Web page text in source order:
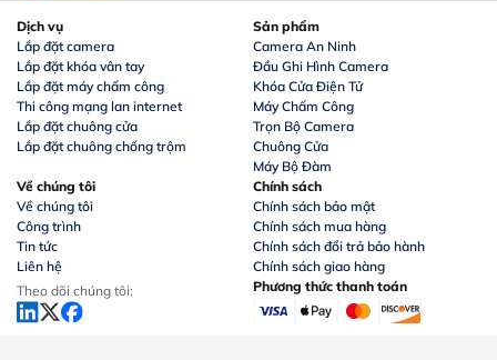
Về chúng tôi
Về chúng tôi
Công trình
Tin tức
Liên hệ
Theo dõi chúng tôi:
Dịch vụ
Lắp đặt camera
Lắp đặt khóa vân tay
Lắp đặt máy chấm công
Thi công mạng lan internet
Lắp đặt chuông cửa
Lắp đặt chuông chống trộm
Sản phẩm
Camera An Ninh
Đầu Ghi Hình Camera
Khóa Cửa Điện Tử
Máy Chấm Công
Trọn Bộ Camera
Chuông Cửa
Máy Bộ Đàm
Chính sách
Chính sách bảo mật
Chính sách mua hàng
Chính sách đổi trả bảo hành
Chính sách giao hàng
Phương thức thanh toán